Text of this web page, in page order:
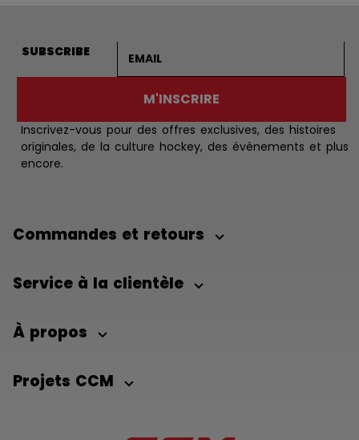
SUBSCRIBE
M'INSCRIRE
Inscrivez-vous pour des offres exclusives, des histoires
originales, de la culture hockey, des évènements et plus
encore.
Commandes et retours
Service à la clientèle
À propos
Projets CCM